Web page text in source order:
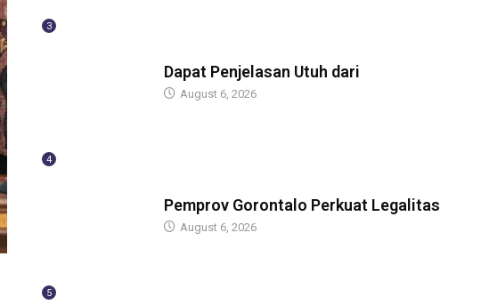
3
Dapat Penjelasan Utuh dari
August 6, 2026
4
Pemprov Gorontalo Perkuat Legalitas
August 6, 2026
5